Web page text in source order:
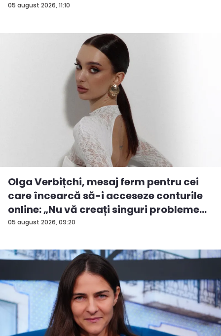
05 august 2026, 11:10
05 august 2026, 09:20
Olga Verbițchi, mesaj ferm pentru cei
care încearcă să-i acceseze conturile
online: „Nu vă creați singuri probleme...